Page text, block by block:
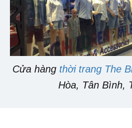
Cửa hàng thời trang The
Hòa, Tân Bình,